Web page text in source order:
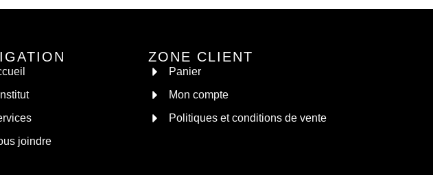
joindre
ZONE CLIENT
Panier
Mon compte
Politiques et conditions de vente